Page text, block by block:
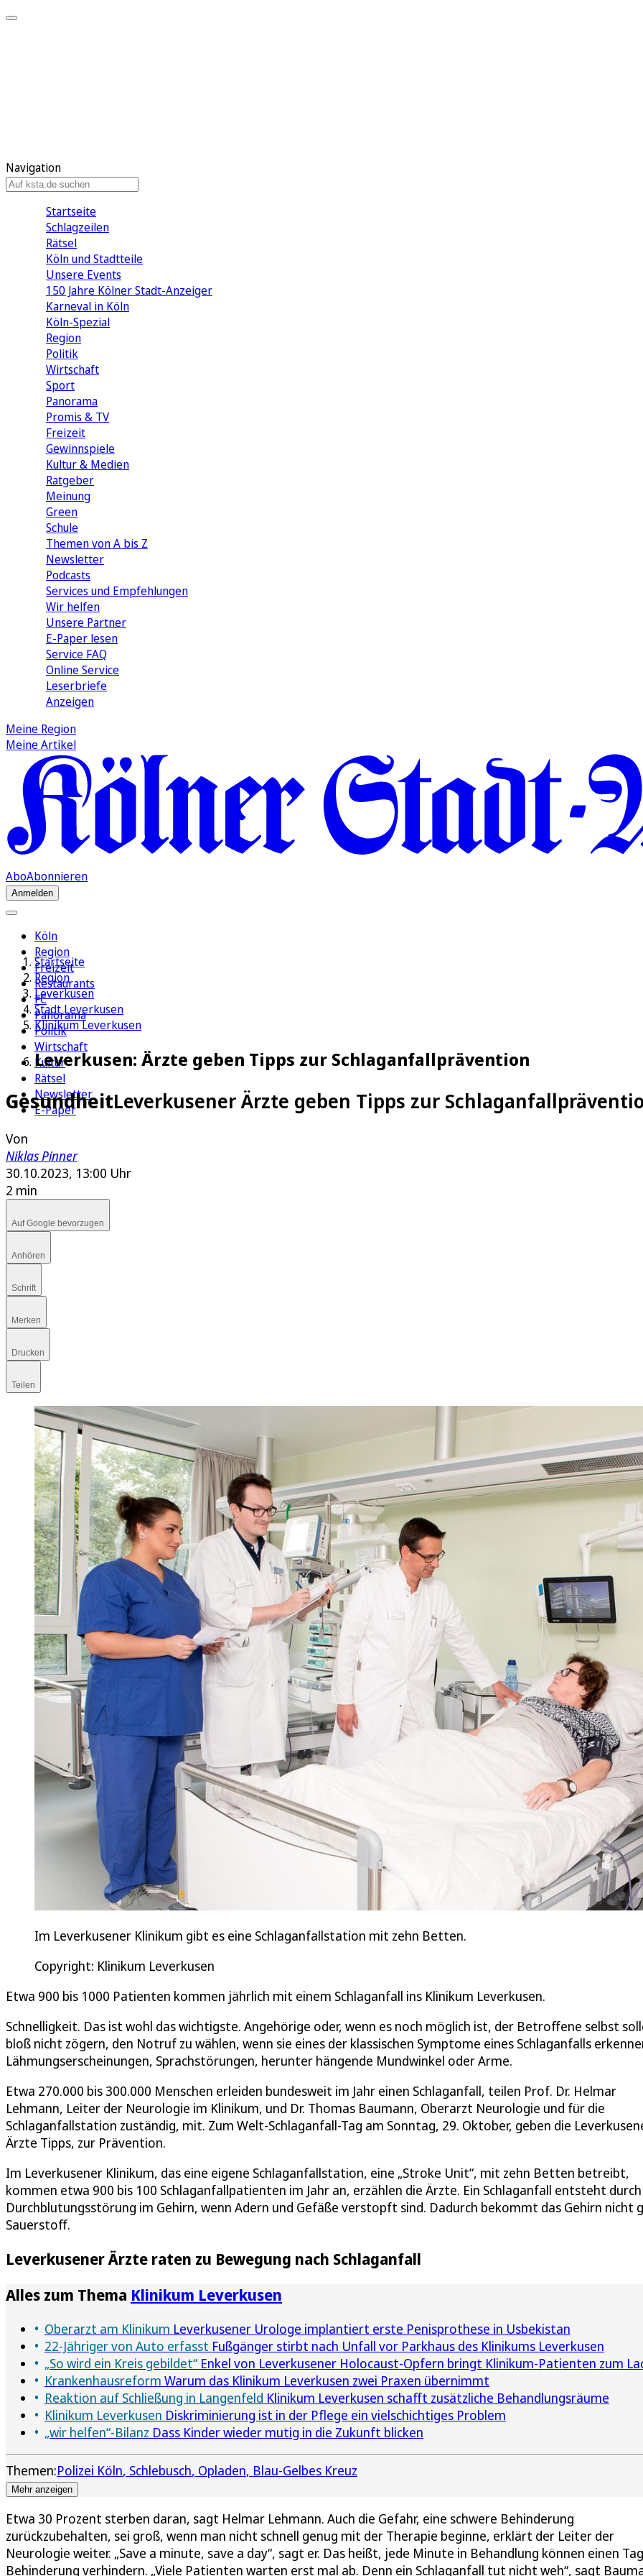
Navigation
Startseite
Schlagzeilen
Rätsel
Köln und Stadtteile
Unsere Events
150 Jahre Kölner Stadt-Anzeiger
Karneval in Köln
Köln-Spezial
Region
Politik
Wirtschaft
Sport
Panorama
Promis & TV
Freizeit
Gewinnspiele
Kultur & Medien
Ratgeber
Meinung
Green
Schule
Themen von A bis Z
Newsletter
Podcasts
Services und Empfehlungen
Wir helfen
Unsere Partner
E-Paper lesen
Service FAQ
Online Service
Leserbriefe
Anzeigen
Meine Region
Meine Artikel
AboAbonnieren
Anmelden
Köln
Region
Freizeit
Restaurants
FC
Panorama
Politik
Wirtschaft
Kultur
Rätsel
Newsletter
E-Paper
Startseite
Region
Leverkusen
Stadt Leverkusen
Klinikum Leverkusen
Leverkusen: Ärzte geben Tipps zur Schlaganfallprävention
GesundheitLeverkusener Ärzte geben Tipps zur
Von
Niklas Pinner
30.10.2023, 13:00 Uhr
2 min
Auf Google bevorzugen
Anhören
Schrift
Merken
Drucken
Teilen
Im Leverkusener Klinikum gibt es eine Schlaganfallstation mit zehn Betten.
Copyright: Klinikum Leverkusen
Etwa 900 bis 1000 Patienten kommen jährlich mit einem Schlaganfall ins Klinikum Leverkusen.
Schnelligkeit. Das ist wohl das wichtigste. Angehörige oder, wenn es noch möglich ist, der Betroffene selbst
bloß nicht zögern, den Notruf zu wählen, wenn sie eines der klassischen Symptome eines Schlaganfalls
Lähmungserscheinungen, Sprachstörungen, herunter hängende Mundwinkel oder Arme.
Etwa 270.000 bis 300.000 Menschen erleiden bundesweit im Jahr einen Schlaganfall, teilen Prof. Dr. Helmar
Lehmann, Leiter der Neurologie im Klinikum, und Dr. Thomas Baumann, Oberarzt Neurologie und für die
Schlaganfallstation zuständig, mit. Zum Welt-Schlaganfall-Tag am Sonntag, 29. Oktober, geben die
Ärzte Tipps, zur Prävention.
Im Leverkusener Klinikum, das eine eigene Schlaganfallstation, eine „Stroke Unit“, mit zehn Betten betreibt,
kommen etwa 900 bis 100 Schlaganfallpatienten im Jahr an, erzählen die Ärzte. Ein Schlaganfall entsteht
Durchblutungsstörung im Gehirn, wenn Adern und Gefäße verstopft sind. Dadurch bekommt das Gehirn nicht
Sauerstoff.
Leverkusener Ärzte raten zu Bewegung nach Schlaganfall
Alles zum Thema Klinikum Leverkusen
Oberarzt am Klinikum Leverkusener Urologe implantiert erste Penisprothese in Usbekistan
22-Jähriger von Auto erfasst Fußgänger stirbt nach Unfall vor Parkhaus des Klinikums Leverkusen
„So wird ein Kreis gebildet“ Enkel von Leverkusener Holocaust-Opfern bringt Klinikum-Patienten zum
Krankenhausreform Warum das Klinikum Leverkusen zwei Praxen übernimmt
Reaktion auf Schließung in Langenfeld Klinikum Leverkusen schafft zusätzliche Behandlungsräume
Klinikum Leverkusen Diskriminierung ist in der Pflege ein vielschichtiges Problem
„wir helfen“-Bilanz Dass Kinder wieder mutig in die Zukunft blicken
Themen:Polizei Köln Schlebusch Opladen Blau-Gelbes Kreuz
Mehr anzeigen
Etwa 30 Prozent sterben daran, sagt Helmar Lehmann. Auch die Gefahr, eine schwere Behinderung
zurückzubehalten, sei groß, wenn man nicht schnell genug mit der Therapie beginne, erklärt der Leiter der
Neurologie weiter. „Save a minute, save a day“, sagt er. Das heißt, jede Minute in Behandlung können einen
Behinderung verhindern. „Viele Patienten warten erst mal ab. Denn ein Schlaganfall tut nicht weh“, sagt